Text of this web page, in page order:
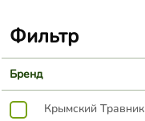
Фильтр
Бренд
Крымский Травник